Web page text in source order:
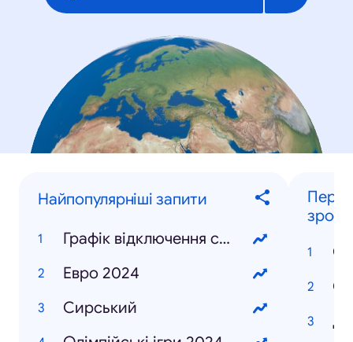
Найпопулярніші запити
Графік відключення світла
Евро 2024
Сирський